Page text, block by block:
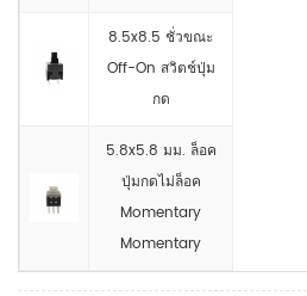
8.5x8.5 ชั่วขณะ
Off-On สวิตช์ปุ่ม
กด
5.8x5.8 มม. ล็อค
ปุ่มกดไม่ล็อค
Momentary
Momentary